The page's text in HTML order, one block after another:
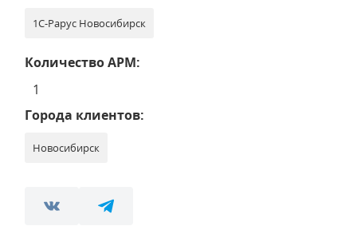
1С-Рарус Новосибирск
Количество АРМ:
1
Города клиентов:
Новосибирск